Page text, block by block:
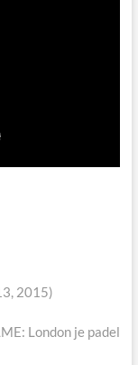
2015)
London je padel